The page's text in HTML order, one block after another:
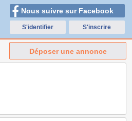
Nous suivre sur Facebook
S'identifier S'inscrire
Déposer une annonce